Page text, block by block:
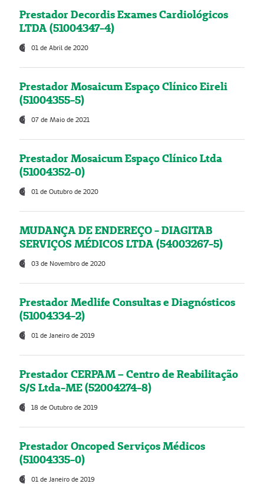
Prestador Decordis Exames Cardiológicos
LTDA (51004347-4)
01 de Abril de 2020
Prestador Mosaicum Espaço Clínico Eireli
(51004355-5)
07 de Maio de 2021
Prestador Mosaicum Espaço Clínico Ltda
(51004352-0)
01 de Outubro de 2020
MUDANÇA DE ENDEREÇO - DIAGITAB
SERVIÇOS MÉDICOS LTDA (54003267-5)
03 de Novembro de 2020
Prestador Medlife Consultas e Diagnósticos
(51004334-2)
01 de Janeiro de 2019
Prestador CERPAM – Centro de Reabilitação
S/S Ltda-ME (52004274-8)
18 de Outubro de 2019
Prestador Oncoped Serviços Médicos
(51004335-0)
01 de Janeiro de 2019